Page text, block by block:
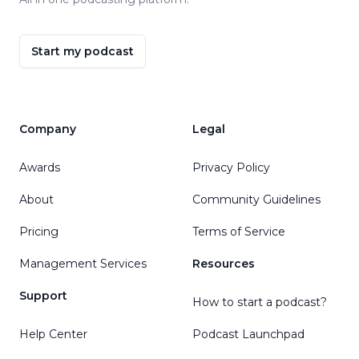
Start my podcast
Company
Awards
About
Pricing
Management Services
Support
Help Center
Legal
Privacy Policy
Community Guidelines
Terms of Service
Resources
How to start a podcast?
Podcast Launchpad